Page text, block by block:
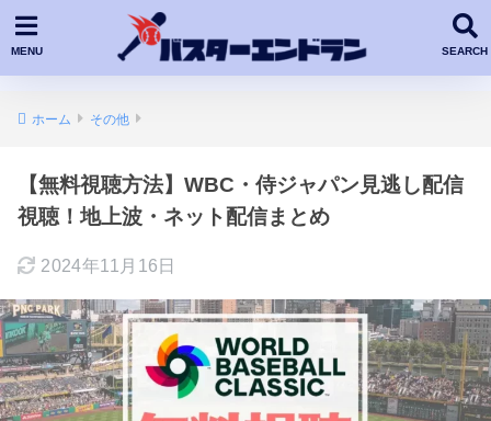
ホーム その他
【無料視聴方法】WBC・侍ジャパン見逃し配信
視聴！地上波・ネット配信まとめ
2024年11月16日